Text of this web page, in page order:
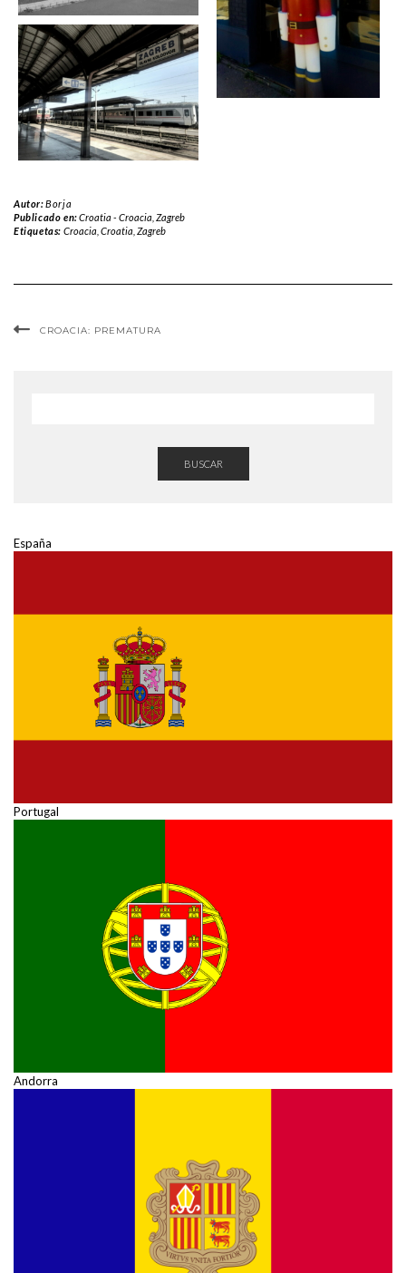
Autor:Borja
Publicado en:Croatia - Croacia Zagreb
Etiquetas: Croacia Croatia Zagreb
CROACIA: PREMATURA
BUSCAR
España
Portugal
Andorra